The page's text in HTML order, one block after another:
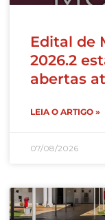
Edital de
2026.2
abertas
LEIA O ARTIGO »
07/08/2026